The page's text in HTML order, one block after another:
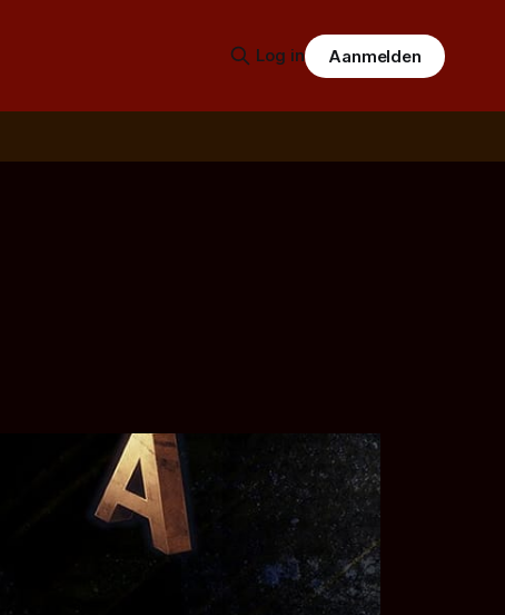
Log in Aanmelden